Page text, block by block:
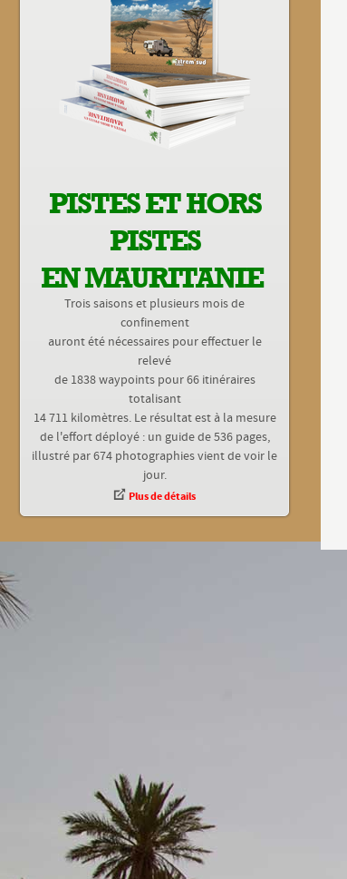
PISTES ET HORS
PISTES
EN MAURITANIE
Trois saisons et plusieurs mois de
confinement
auront été nécessaires pour effectuer le
relevé
de 1838 waypoints pour 66 itinéraires
totalisant
14 711 kilomètres. Le résultat est à la mesure
de l'effort déployé : un guide de 536 pages,
illustré par 674 photographies vient de voir le
jour.
Plus de détails